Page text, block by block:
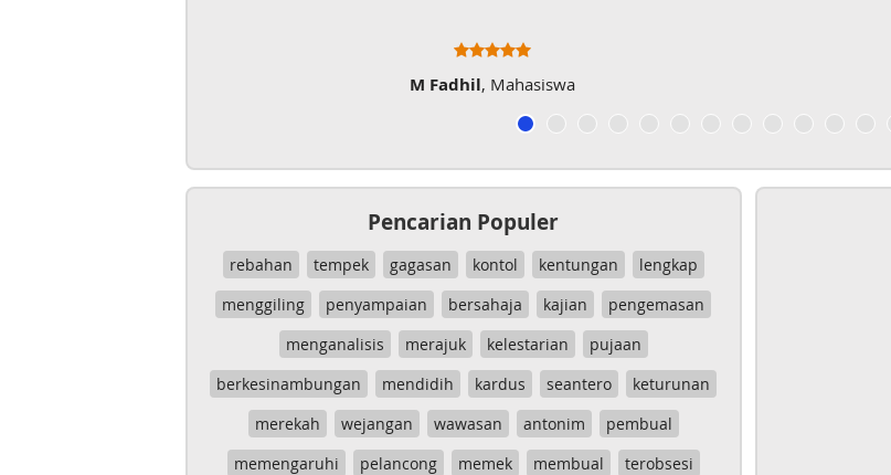
M Fadhil, Mahasiswa
Pencarian Populer
rebahan tempek gagasan kontol kentungan
lengkap
menggiling
penyampaian bersahaja kajian
pengemasan
menganalisis
merajuk kelestarian
pujaan
berkesinambungan
mendidih kardus seantero
keturunan
merekah
wejangan wawasan antonim
pembual
memengaruhi
pelancong memek membual
terobsesi